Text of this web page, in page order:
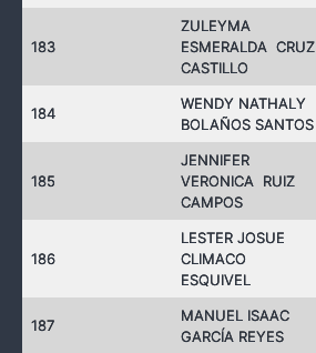
183
ZULEYMA
ESMERALDA CRUZ
CASTILLO
184
WENDY NATHALY
BOLAÑOS SANTOS
185
JENNIFER
VERONICA RUIZ
CAMPOS
186
LESTER JOSUE
CLIMACO
ESQUIVEL
187
MANUEL ISAAC
GARCÍA REYES